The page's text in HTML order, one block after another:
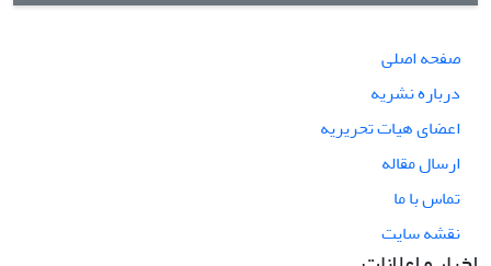
صفحه اصلی
درباره نشریه
اعضای هیات تحریریه
ارسال مقاله
تماس با ما
نقشه سایت